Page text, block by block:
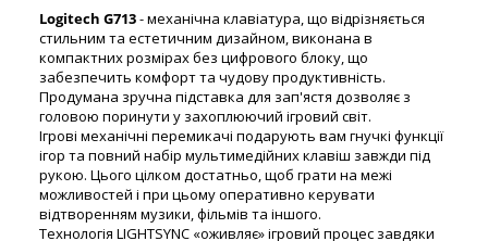
Logitech G713- механічна клавіатура, що відрізняється
стильним та естетичним дизайном, виконана в
компактних розмірах без цифрового блоку, що
забезпечить комфорт та чудову продуктивність.
Продумана зручна підставка для зап'ястя дозволяє з
головою поринути у захоплюючий ігровий світ.
Ігрові механічні перемикачі подарують вам гнучкі функції
ігор та повний набір мультимедійних клавіш завжди під
рукою. Цього цілком достатньо, щоб грати на межі
можливостей і при цьому оперативно керувати
відтворенням музики, фільмів та іншого.
Технологія LIGHTSYNC «оживляє» ігровий процес завдяки